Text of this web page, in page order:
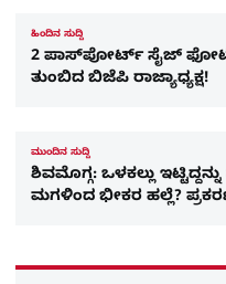
ಹಿಂದಿನ ಸುದ್ದಿ
2 ಪಾಸ್​ಪೋರ್ಟ್​ ಸೈಜ್​
ತುಂಬಿದ ಬಿಜೆಪಿ ರಾಜ್ಯಾಧ್ಯಕ್ಷ!
ಮುಂದಿನ ಸುದ್ದಿ
ಶಿವಮೊಗ್ಗ: ಒಳಕಲ್ಲು
ಮಗಳಿಂದ ಭೀಕರ ಹಲ್ಲೆ?